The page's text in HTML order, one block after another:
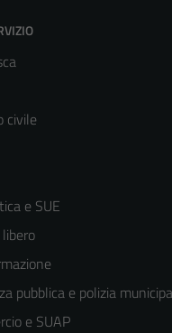
civile
e SUE
pubblica e polizia
e SUAP
Tecnici